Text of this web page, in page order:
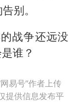
别。
战争还远没
谁？
易号”作者上传
提供信息发布平